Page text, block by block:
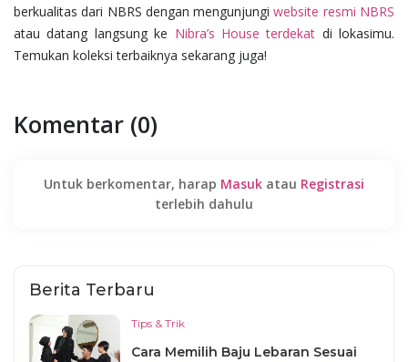
berkualitas dari NBRS dengan mengunjungiwebsite resmi NBRS
atau datang langsung ke Nibra’s House terdekat di lokasimu.
Temukan koleksi terbaiknya sekarang juga!
Komentar (0)
Untuk berkomentar, harap Masuk atau Registrasi
terlebih dahulu
Berita Terbaru
Tips & Trik
Cara Memilih Baju Lebaran Sesuai